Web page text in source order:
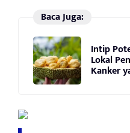
Baca Juga:
Intip
Lokal
Kanker